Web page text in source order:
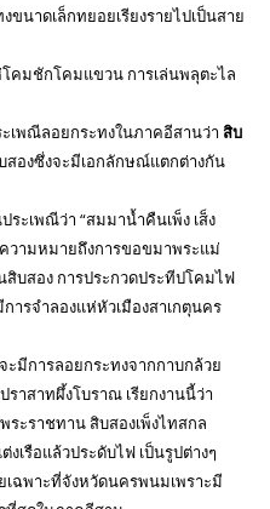
นาดเล็กทยอยเรียงรายไปเป็นสาย
มชักโคมแขวน การเล่นพลุตะไล
เพณีลอยกระทงในภาคอีสานว่าสิบ
องซึ่งจะมีเอกลักษณ์แตกต่างกัน
ระเพณีว่า “สมมาน้ำคืนเพ็ง เส็ง
วามหมายถึงการขอขมาพระแม่
บสอง การประกวดประทีปโคมไฟ
รจำลองแห่หัวเมืองสาเกตุนคร
มีการลอยกระทงจากกาบกล้วย
าสาทผึ้งโบราณ เรียกงานนี้ว่า
ระราชทาน สิบสองเพ็งไทสกล
เรือแล้วประดับไฟ เป็นรูปต่างๆ